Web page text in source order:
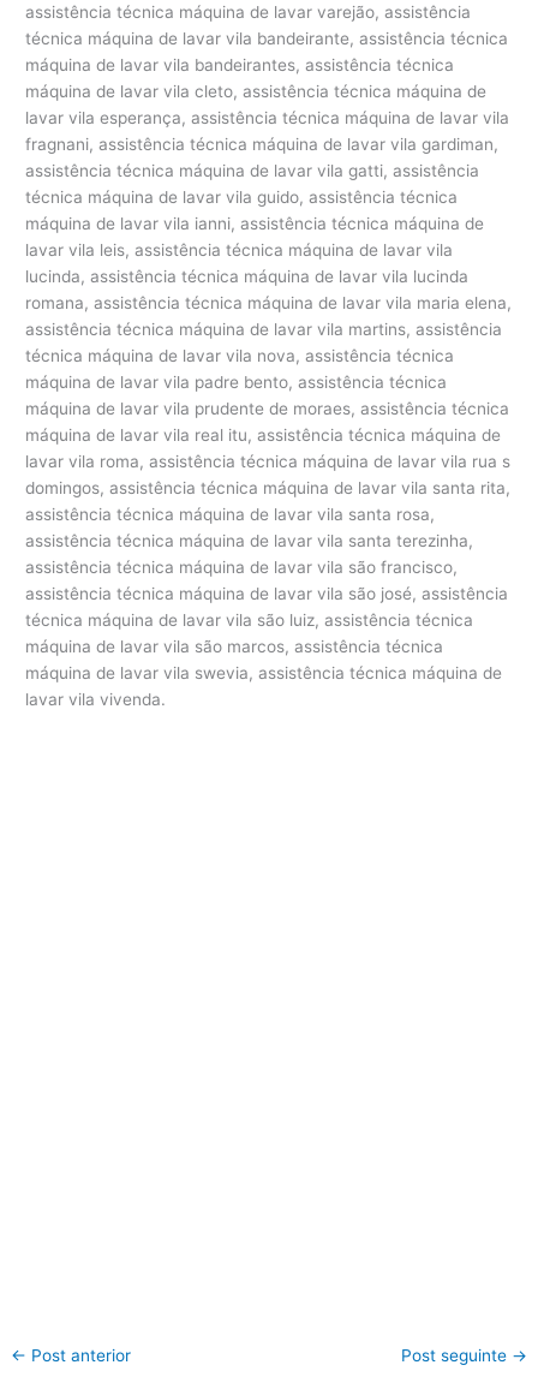
assistência técnica máquina de lavar varejão, assistência
técnica máquina de lavar vila bandeirante, assistência técnica
máquina de lavar vila bandeirantes, assistência técnica
máquina de lavar vila cleto, assistência técnica máquina de
lavar vila esperança, assistência técnica máquina de lavar vila
fragnani, assistência técnica máquina de lavar vila gardiman,
assistência técnica máquina de lavar vila gatti, assistência
técnica máquina de lavar vila guido, assistência técnica
máquina de lavar vila ianni, assistência técnica máquina de
lavar vila leis, assistência técnica máquina de lavar vila
lucinda, assistência técnica máquina de lavar vila lucinda
romana, assistência técnica máquina de lavar vila maria elena,
assistência técnica máquina de lavar vila martins, assistência
técnica máquina de lavar vila nova, assistência técnica
máquina de lavar vila padre bento, assistência técnica
máquina de lavar vila prudente de moraes, assistência técnica
máquina de lavar vila real itu, assistência técnica máquina de
lavar vila roma, assistência técnica máquina de lavar vila rua s
domingos, assistência técnica máquina de lavar vila santa rita,
assistência técnica máquina de lavar vila santa rosa,
assistência técnica máquina de lavar vila santa terezinha,
assistência técnica máquina de lavar vila são francisco,
assistência técnica máquina de lavar vila são josé, assistência
técnica máquina de lavar vila são luiz, assistência técnica
máquina de lavar vila são marcos, assistência técnica
máquina de lavar vila swevia, assistência técnica máquina de
lavar vila vivenda.
← Post anterior Post seguinte →